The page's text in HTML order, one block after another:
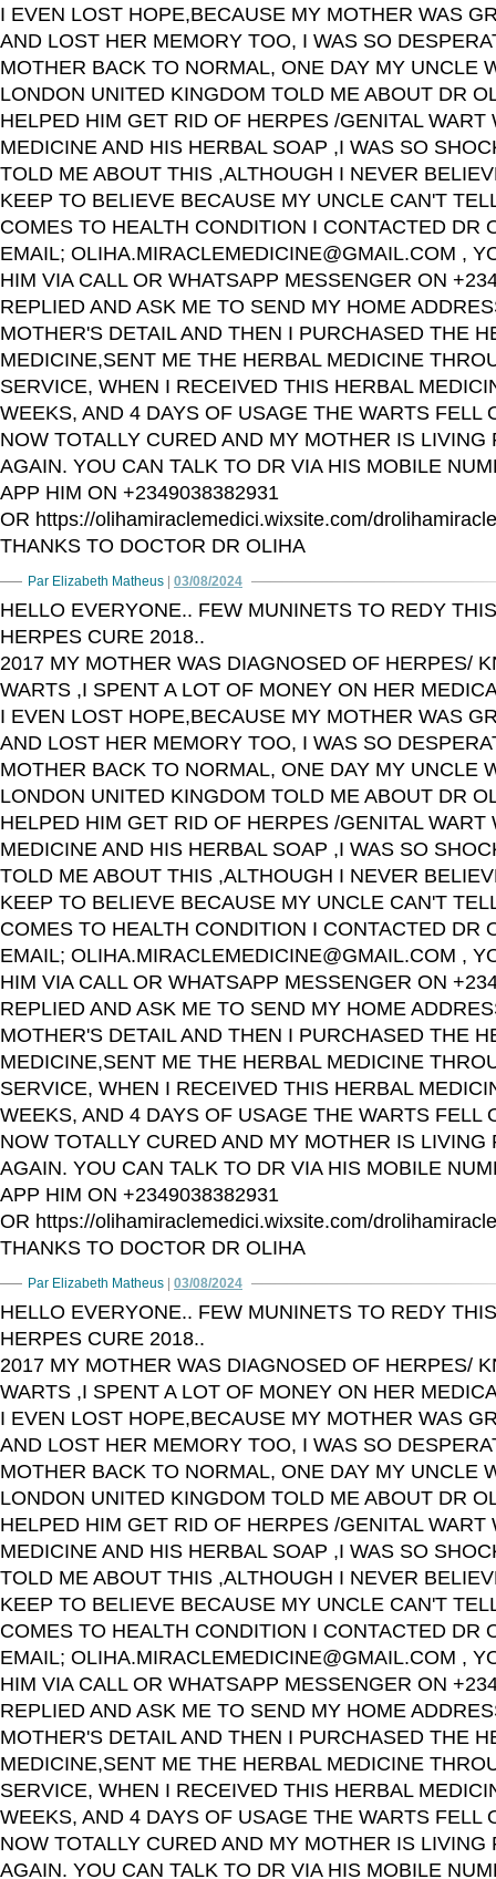
I EVEN LOST HOPE,BECAUSE MY MOTHER WAS
AND LOST HER MEMORY TOO, I WAS SO
MOTHER BACK TO NORMAL, ONE DAY MY UNCLE
LONDON UNITED KINGDOM TOLD ME ABOUT DR
HELPED HIM GET RID OF HERPES /GENITAL WART
MEDICINE AND HIS HERBAL SOAP ,I WAS SO
TOLD ME ABOUT THIS ,ALTHOUGH I NEVER
KEEP TO BELIEVE BECAUSE MY UNCLE CAN'T
COMES TO HEALTH CONDITION I CONTACTED DR
EMAIL; OLIHA.MIRACLEMEDICINE@GMAIL.COM ,
HIM VIA CALL OR WHATSAPP MESSENGER ON
REPLIED AND ASK ME TO SEND MY HOME
MOTHER'S DETAIL AND THEN I PURCHASED THE
MEDICINE,SENT ME THE HERBAL MEDICINE
SERVICE, WHEN I RECEIVED THIS HERBAL
WEEKS, AND 4 DAYS OF USAGE THE WARTS FELL
NOW TOTALLY CURED AND MY MOTHER IS LIVING
AGAIN. YOU CAN TALK TO DR VIA HIS MOBILE
APP HIM ON +2349038382931
OR https://olihamiraclemedici.wixsite.com/
THANKS TO DOCTOR DR OLIHA
Par Elizabeth Matheus 03/08/2024
HELLO EVERYONE.. FEW MUNINETS TO REDY
HERPES CURE 2018..
2017 MY MOTHER WAS DIAGNOSED OF HERPES/
WARTS ,I SPENT A LOT OF MONEY ON HER
I EVEN LOST HOPE,BECAUSE MY MOTHER WAS
AND LOST HER MEMORY TOO, I WAS SO
MOTHER BACK TO NORMAL, ONE DAY MY UNCLE
LONDON UNITED KINGDOM TOLD ME ABOUT DR
HELPED HIM GET RID OF HERPES /GENITAL WART
MEDICINE AND HIS HERBAL SOAP ,I WAS SO
TOLD ME ABOUT THIS ,ALTHOUGH I NEVER
KEEP TO BELIEVE BECAUSE MY UNCLE CAN'T
COMES TO HEALTH CONDITION I CONTACTED DR
EMAIL; OLIHA.MIRACLEMEDICINE@GMAIL.COM ,
HIM VIA CALL OR WHATSAPP MESSENGER ON
REPLIED AND ASK ME TO SEND MY HOME
MOTHER'S DETAIL AND THEN I PURCHASED THE
MEDICINE,SENT ME THE HERBAL MEDICINE
SERVICE, WHEN I RECEIVED THIS HERBAL
WEEKS, AND 4 DAYS OF USAGE THE WARTS FELL
NOW TOTALLY CURED AND MY MOTHER IS LIVING
AGAIN. YOU CAN TALK TO DR VIA HIS MOBILE
APP HIM ON +2349038382931
OR https://olihamiraclemedici.wixsite.com/
THANKS TO DOCTOR DR OLIHA
Par Elizabeth Matheus 03/08/2024
HELLO EVERYONE.. FEW MUNINETS TO REDY
HERPES CURE 2018..
2017 MY MOTHER WAS DIAGNOSED OF HERPES/
WARTS ,I SPENT A LOT OF MONEY ON HER
I EVEN LOST HOPE,BECAUSE MY MOTHER WAS
AND LOST HER MEMORY TOO, I WAS SO
MOTHER BACK TO NORMAL, ONE DAY MY UNCLE
LONDON UNITED KINGDOM TOLD ME ABOUT DR
HELPED HIM GET RID OF HERPES /GENITAL WART
MEDICINE AND HIS HERBAL SOAP ,I WAS SO
TOLD ME ABOUT THIS ,ALTHOUGH I NEVER
KEEP TO BELIEVE BECAUSE MY UNCLE CAN'T
COMES TO HEALTH CONDITION I CONTACTED DR
EMAIL; OLIHA.MIRACLEMEDICINE@GMAIL.COM ,
HIM VIA CALL OR WHATSAPP MESSENGER ON
REPLIED AND ASK ME TO SEND MY HOME
MOTHER'S DETAIL AND THEN I PURCHASED THE
MEDICINE,SENT ME THE HERBAL MEDICINE
SERVICE, WHEN I RECEIVED THIS HERBAL
WEEKS, AND 4 DAYS OF USAGE THE WARTS FELL
NOW TOTALLY CURED AND MY MOTHER IS LIVING
AGAIN. YOU CAN TALK TO DR VIA HIS MOBILE